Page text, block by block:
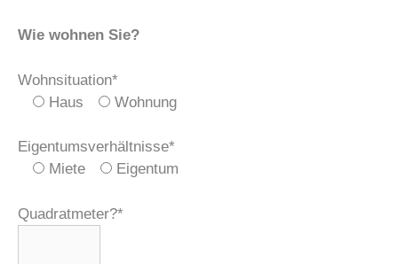
Wie wohnen Sie?
Wohnsituation*
Haus
Wohnung
Eigentumsverhältnisse*
Miete
Eigentum
Quadratmeter?*